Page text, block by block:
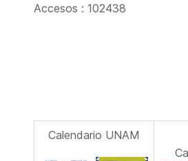
Accesos : 102438
Calendario UNAM